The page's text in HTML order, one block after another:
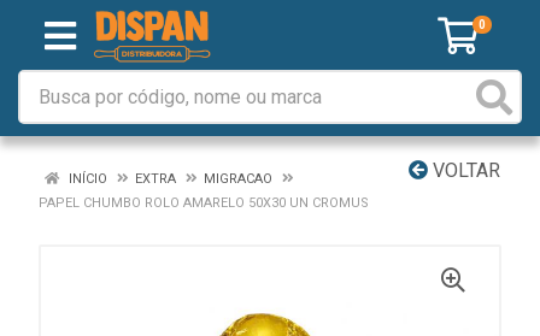
0
VOLTAR
INÍCIO EXTRA
MIGRACAO
PAPEL CHUMBO ROLO AMARELO 50X30 UN CROMUS